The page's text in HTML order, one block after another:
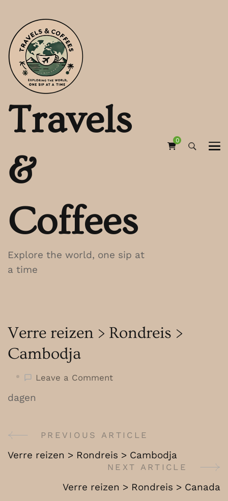
Travels
&
Coffees
Explore the world, one sip at
a time
0
Verre reizen > Rondreis >
Cambodja
Leave a Commenton
Cambodja
dagen
Post
Navigation
PREVIOUS ARTICLE
Verre reizen > Rondreis > Cambodja
NEXT ARTICLE
Verre reizen > Rondreis > Canada